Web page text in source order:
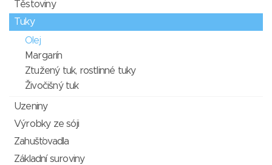
Těstoviny
Tuky
Olej
Margarín
Ztužený tuk, rostlinné tuky
Živočišný tuk
Uzeniny
Výrobky ze sóji
Zahušťovadla
Základní suroviny